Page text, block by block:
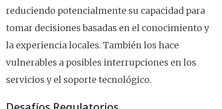
reduciendo potencialmente su capacidad para
tomar decisiones basadas en el conocimiento y
la experiencia locales. También los hace
vulnerables a posibles interrupciones en los
servicios y el soporte tecnológico.